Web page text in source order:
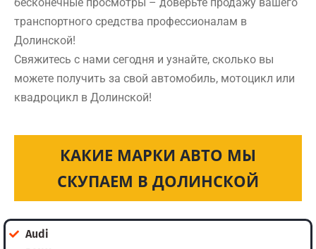
транспортного средства профессионалам в
Долинской!
Свяжитесь с нами сегодня и узнайте, сколько вы
можете получить за свой автомобиль, мотоцикл или
квадроцикл в Долинской!
КАКИЕ МАРКИ АВТО МЫ
СКУПАЕМ В ДОЛИНСКОЙ
Audi